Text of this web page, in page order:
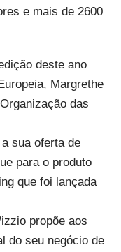
e mais de 2600
deste ano
Margrethe
das
sua oferta de
para o produto
que foi lançada
propõe aos
do seu negócio de